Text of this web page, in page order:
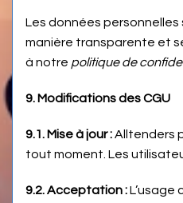
Les données
manière transparente et
à notre politique de
9. Modifications des CGU
9.1. Mise à jour :Alltenders
tout moment. Les
9.2. Acceptation :L’usage